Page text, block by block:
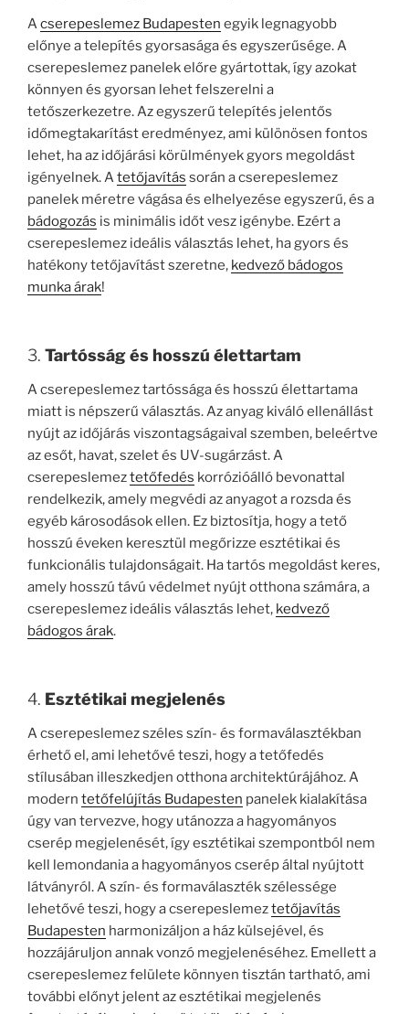
Acserepeslemez Budapesten egyik legnagyobb
előnye a telepítés gyorsasága és egyszerűsége. A
cserepeslemez panelek előre gyártottak, így azokat
könnyen és gyorsan lehet felszerelni a
tetőszerkezetre. Az egyszerű telepítés jelentős
időmegtakarítást eredményez, ami különösen fontos
lehet, ha az időjárási körülmények gyors megoldást
igényelnek. Atetőjavítás során a cserepeslemez
panelek méretre vágása és elhelyezése egyszerű, és a
bádogozás is minimális időt vesz igénybe. Ezért a
cserepeslemez ideális választás lehet, ha gyors és
hatékony tetőjavítást szeretne, kedvező bádogos
munka árak!
3. Tartósság és hosszú élettartam
A cserepeslemez tartóssága és hosszú élettartama
miatt is népszerű választás. Az anyag kiváló ellenállást
nyújt az időjárás viszontagságaival szemben, beleértve
az esőt, havat, szelet és UV-sugárzást. A
cserepeslemeztetőfedés korrózióálló bevonattal
rendelkezik, amely megvédi az anyagot a rozsda és
egyéb károsodások ellen. Ez biztosítja, hogy a tető
hosszú éveken keresztül megőrizze esztétikai és
funkcionális tulajdonságait. Ha tartós megoldást keres,
amely hosszú távú védelmet nyújt otthona számára, a
cserepeslemez ideális választás lehet, kedvező
bádogos árak.
4. Esztétikai megjelenés
A cserepeslemez széles szín- és formaválasztékban
érhető el, ami lehetővé teszi, hogy a tetőfedés
stílusában illeszkedjen otthona architektúrájához. A
modern tetőfelújítás Budapesten panelek kialakítása
úgy van tervezve, hogy utánozza a hagyományos
cserép megjelenését, így esztétikai szempontból nem
kell lemondania a hagyományos cserép által nyújtott
látványról. A szín- és formaválaszték szélessége
lehetővé teszi, hogy a cserepeslemeztetőjavítás
Budapesten harmonizáljon a ház külsejével, és
hozzájáruljon annak vonzó megjelenéséhez. Emellett a
cserepeslemez felülete könnyen tisztán tartható, ami
további előnyt jelent az esztétikai megjelenés